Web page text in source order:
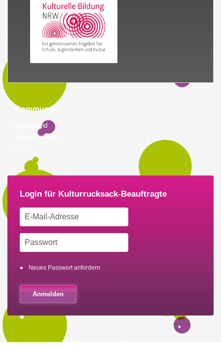
Kommunen
Hintergrund
Ausschreibung
Neues Passwort anfordern